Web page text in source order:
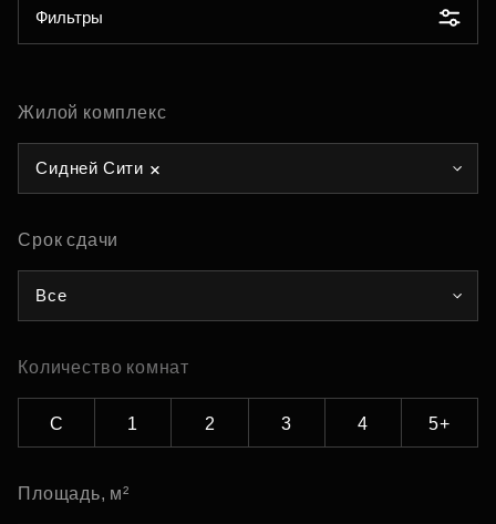
Фильтры
Жилой комплекс
Сидней Сити
Срок сдачи
Все
Количество комнат
С 1 2 3 4 5+
Площадь, м²